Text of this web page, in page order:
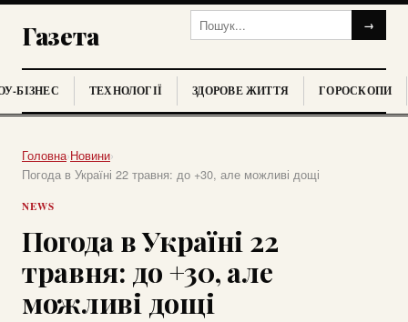
Газета →
БІЗНЕС ТЕХНОЛОГІЇ ЗДОРОВЕ ЖИТТЯ ГОРОСКОПИ
Головна›Новини›
Погода в Україні 22 травня: до +30, але можливі дощі
NEWS
Погода в Україні 22
травня: до +30, але
можливі дощі